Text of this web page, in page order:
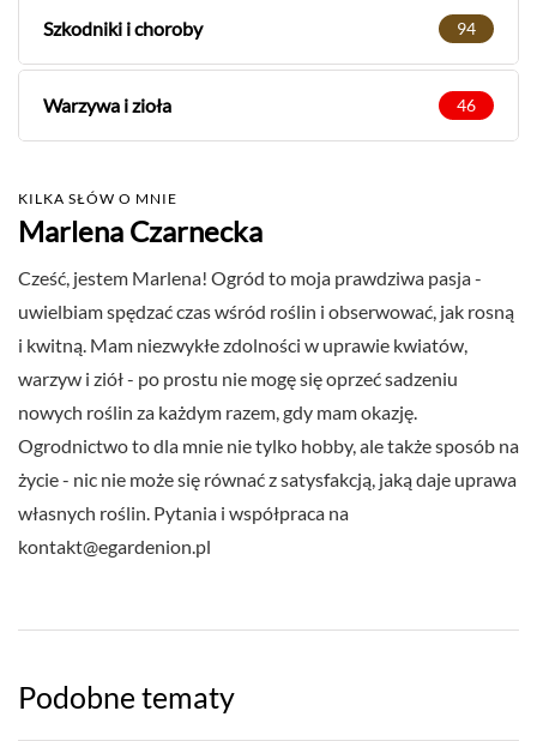
Szkodniki i choroby 94
Warzywa i zioła 46
KILKA SŁÓW O MNIE
Marlena Czarnecka
Cześć, jestem Marlena! Ogród to moja prawdziwa pasja -
uwielbiam spędzać czas wśród roślin i obserwować, jak rosną
i kwitną. Mam niezwykłe zdolności w uprawie kwiatów,
warzyw i ziół - po prostu nie mogę się oprzeć sadzeniu
nowych roślin za każdym razem, gdy mam okazję.
Ogrodnictwo to dla mnie nie tylko hobby, ale także sposób na
życie - nic nie może się równać z satysfakcją, jaką daje uprawa
własnych roślin. Pytania i współpraca na
kontakt@egardenion.pl
Podobne tematy